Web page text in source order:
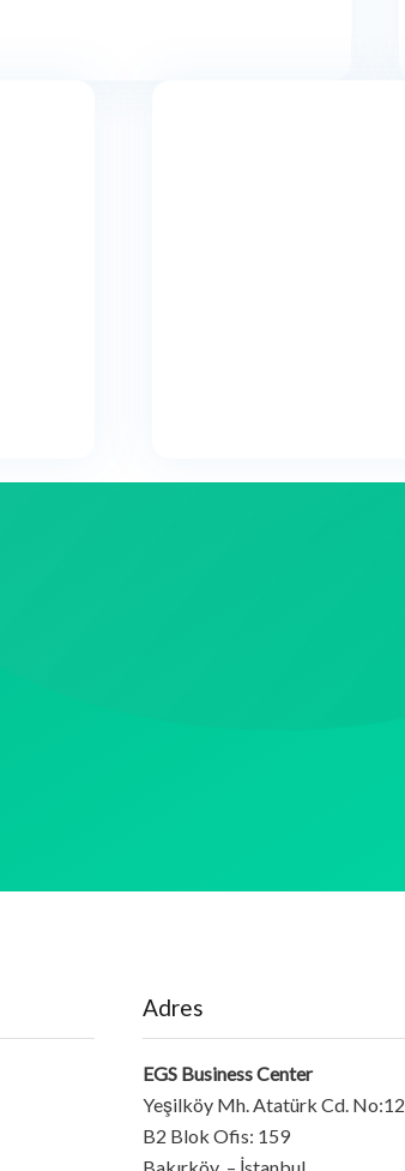
Adres
EGS Business Center
Yeşilköy Mh. Atatürk Cd. No:12
B2 Blok Ofis: 159